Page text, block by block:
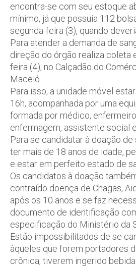
encontra-se com seu estoque
mínimo, já que possuía 112
segunda-feira (3), quando
Para atender a demanda de
direção do órgão realiza coleta
feira (4), no Calçadão do
Maceió.
Para isso, a unidade móvel
16h, acompanhada por uma
formada por médico,
enfermagem, assistente social
Para se candidatar à doação
ter mais de 18 anos de idade,
e estar em perfeito estado de
Os candidatos à doação
contraído doença de Chagas,
após os 10 anos e se faz
documento de identificação
especificação do Ministério da
Estão impossibilitados de se
àqueles que forem portadores
crônica, tiverem ingerido